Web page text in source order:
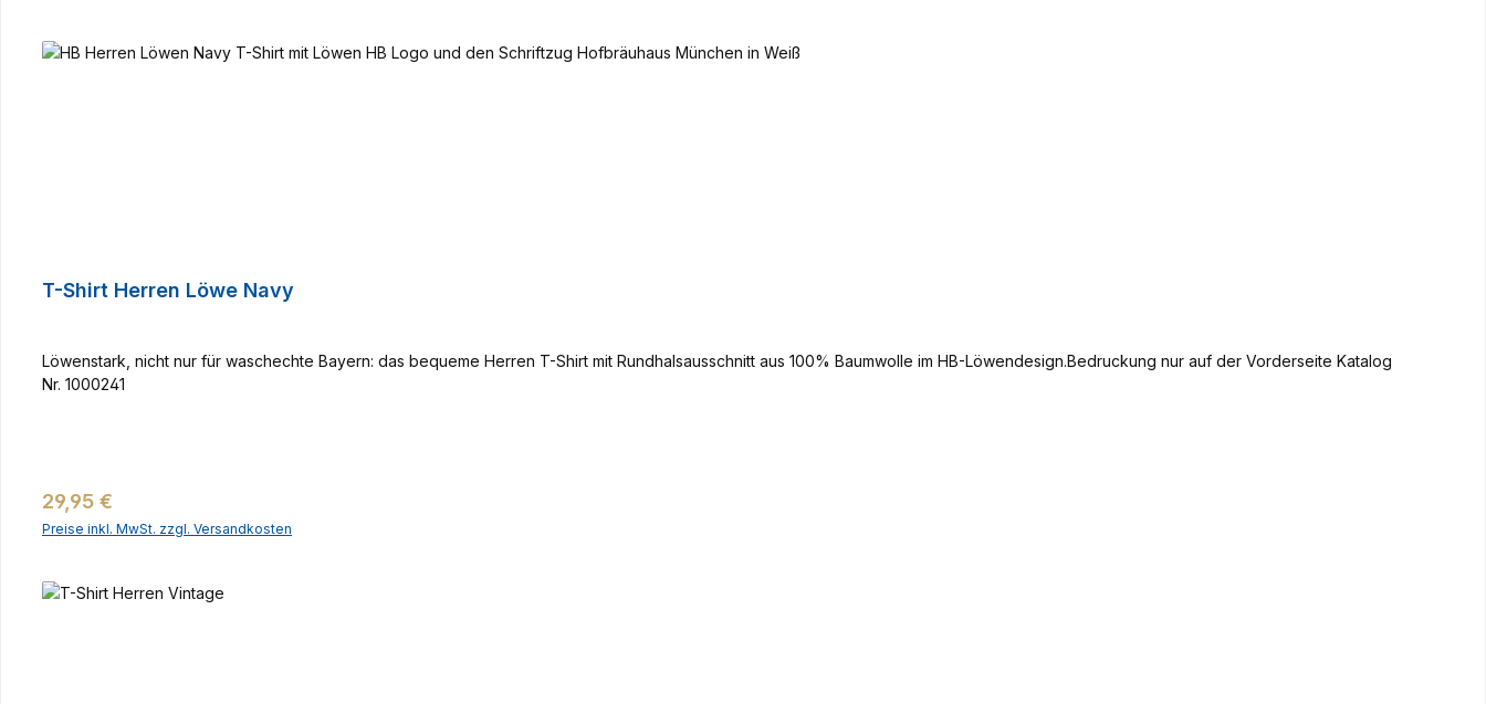
T-Shirt Herren Löwe Navy
Löwenstark, nicht nur für waschechte Bayern: das bequeme Herren T-Shirt mit Rundhalsausschnitt aus 100% Baumwolle im HB-Löwendesign.Bedruckung nur auf der Vorderseite Katalog
Nr. 1000241
Regulärer Preis:
29,95 €
Preise inkl. MwSt. zzgl. Versandkosten